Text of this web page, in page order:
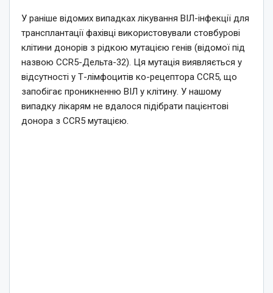
У раніше відомих випадках лікування ВІЛ-інфекції для
трансплантації фахівці використовували стовбурові
клітини донорів з рідкою мутацією генів (відомої під
назвою CCR5-Дельта-32). Ця мутація виявляється у
відсутності у Т-лімфоцитів ко-рецептора CCR5, що
запобігає проникненню ВІЛ у клітину. У нашому
випадку лікарям не вдалося підібрати пацієнтові
донора з ССR5 мутацією.